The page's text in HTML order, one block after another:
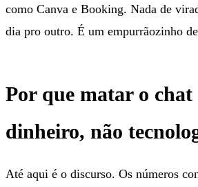
como Canva e Booking. Nada de
dia pro outro. É um empurrãozinho
Por que matar o chat
dinheiro, não
Até aqui é o discurso. Os números